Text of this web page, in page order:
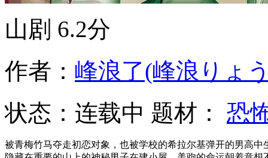
山剧 6.2分
作者： 峰浪了(峰浪りょ
状态： 连载中 题材： 恐
被青梅竹马夺走初恋对象，也被学校的希拉尔基弹开的男高